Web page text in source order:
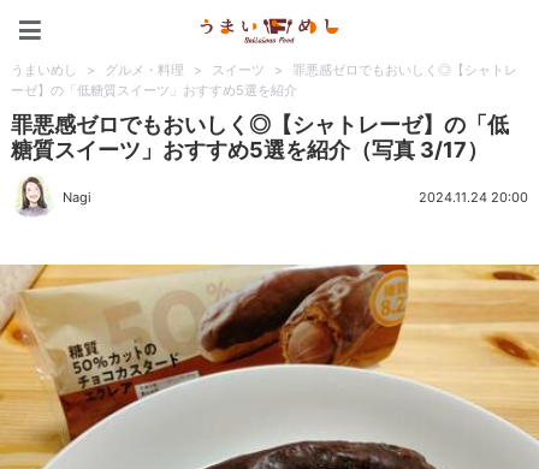
うまいめし > グルメ・料理 > スイーツ >
罪悪感ゼロでもおいしく◎【シャトレ
ーゼ】の「低糖質スイーツ」おすすめ5選を紹介
罪悪感ゼロでもおいしく◎【シャトレーゼ】の「低
糖質スイーツ」おすすめ5選を紹介（写真 3/17）
Nagi 2024.11.24 20:00